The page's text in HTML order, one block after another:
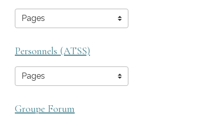
Personnels (ATSS)
Groupe Forum